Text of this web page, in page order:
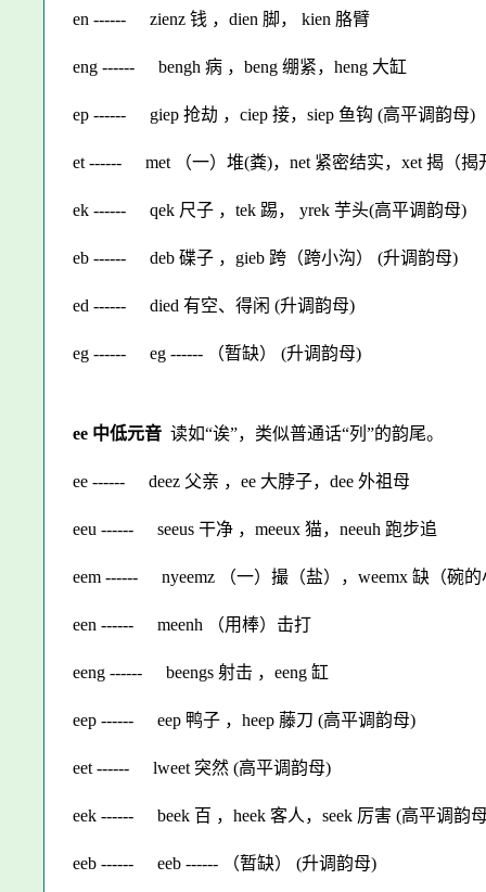
en ------ zienz 钱 ，dien 脚， kien 胳臂
eng ------ bengh 病 ，beng 绷紧，heng 大缸
ep ------ giep 抢劫 ，ciep 接，siep 鱼钩 (高平调韵母)
et ------ met （一）堆(粪)，net 紧密结实，xet 揭（
ek ------ qek 尺子 ，tek 踢， yrek 芋头(高平调韵母)
eb ------ deb 碟子 ，gieb 跨（跨小沟） (升调韵母)
ed ------ died 有空、得闲 (升调韵母)
eg ------ eg ------ （暂缺） (升调韵母)
ee 中低元音 读如“诶”，类似普通话“列”的韵尾。
ee ------ deez 父亲 ，ee 大脖子，dee 外祖母
eeu ------ seeus 干净 ，meeux 猫，neeuh 跑步追
eem ------ nyeemz （一）撮（盐），weemx 缺（碗
een ------ meenh （用棒）击打
eeng ------ beengs 射击 ，eeng 缸
eep ------ eep 鸭子 ，heep 藤刀 (高平调韵母)
eet ------ lweet 突然 (高平调韵母)
eek ------ beek 百 ，heek 客人，seek 厉害 (高平调韵
eeb ------ eeb ------ （暂缺） (升调韵母)